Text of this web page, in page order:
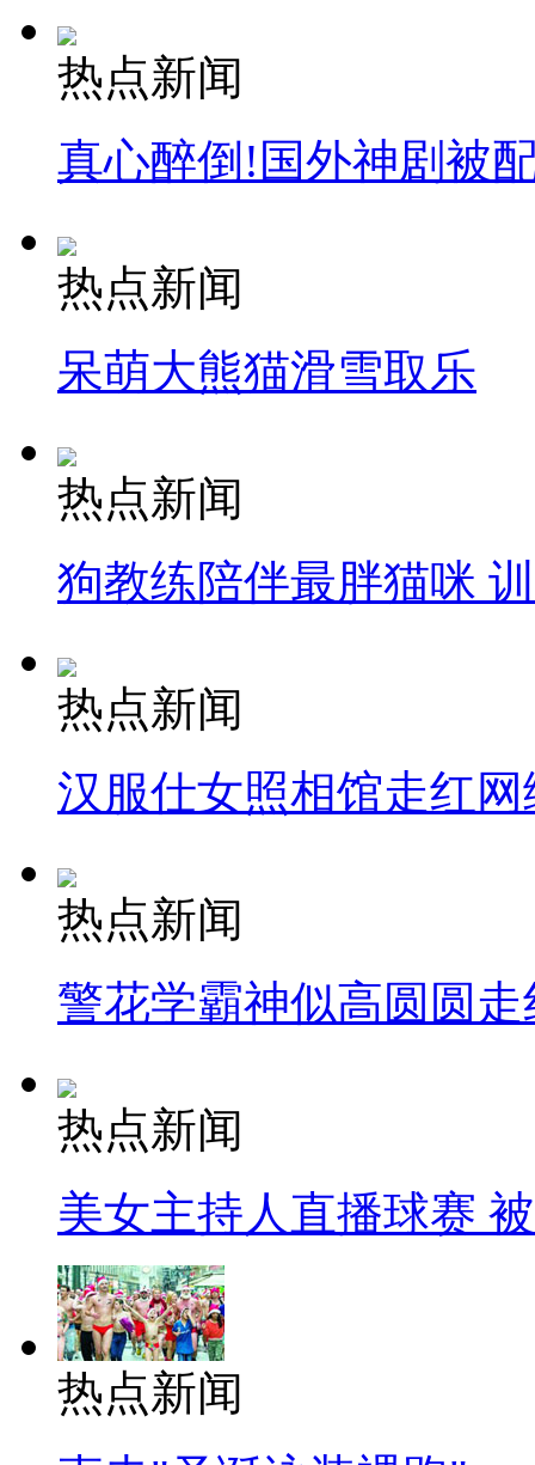
热点新闻
真心醉倒!国外神剧被
热点新闻
呆萌大熊猫滑雪取乐
热点新闻
狗教练陪伴最胖猫咪
热点新闻
汉服仕女照相馆走红网
热点新闻
警花学霸神似高圆圆走
热点新闻
美女主持人直播球赛
热点新闻